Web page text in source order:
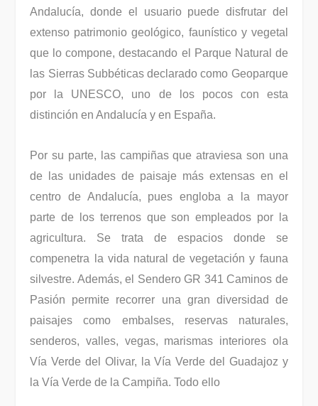
Andalucía, donde el usuario puede disfrutar del
extenso patrimonio geológico, faunístico y vegetal
que lo compone, destacando el Parque Natural de
las Sierras Subbéticas declarado como Geoparque
por la UNESCO, uno de los pocos con esta
distinción en Andalucía y en España.
Por su parte, las campiñas que atraviesa son una
de las unidades de paisaje más extensas en el
centro de Andalucía, pues engloba a la mayor
parte de los terrenos que son empleados por la
agricultura. Se trata de espacios donde se
compenetra la vida natural de vegetación y fauna
silvestre. Además, el Sendero GR 341 Caminos de
Pasión permite recorrer una gran diversidad de
paisajes como embalses, reservas naturales,
senderos, valles, vegas, marismas interiores ola
Vía Verde del Olivar, la Vía Verde del Guadajoz y
la Vía Verde de la Campiña. Todo ello